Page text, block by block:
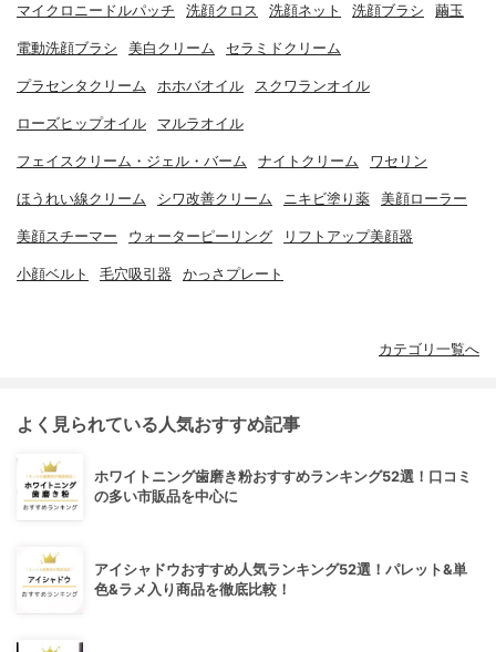
マイクロニードルパッチ 洗顔クロス 洗顔ネット 洗顔ブラシ 繭玉
電動洗顔ブラシ 美白クリーム セラミドクリーム
プラセンタクリーム ホホバオイル スクワランオイル
ローズヒップオイル マルラオイル
フェイスクリーム・ジェル・バーム ナイトクリーム ワセリン
ほうれい線クリーム シワ改善クリーム ニキビ塗り薬 美顔ローラー
美顔スチーマー ウォーターピーリング リフトアップ美顔器
小顔ベルト 毛穴吸引器 かっさプレート
カテゴリ一覧へ
よく見られている人気おすすめ記事
ホワイトニング歯磨き粉おすすめランキング52選！口コミ
の多い市販品を中心に
アイシャドウおすすめ人気ランキング52選！パレット&単
色&ラメ入り商品を徹底比較！